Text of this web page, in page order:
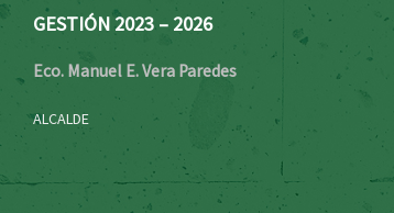
GESTIÓN 2023 – 2026
Eco. Manuel E. Vera Paredes
ALCALDE